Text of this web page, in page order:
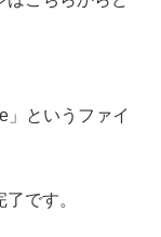
」というファイ
です。